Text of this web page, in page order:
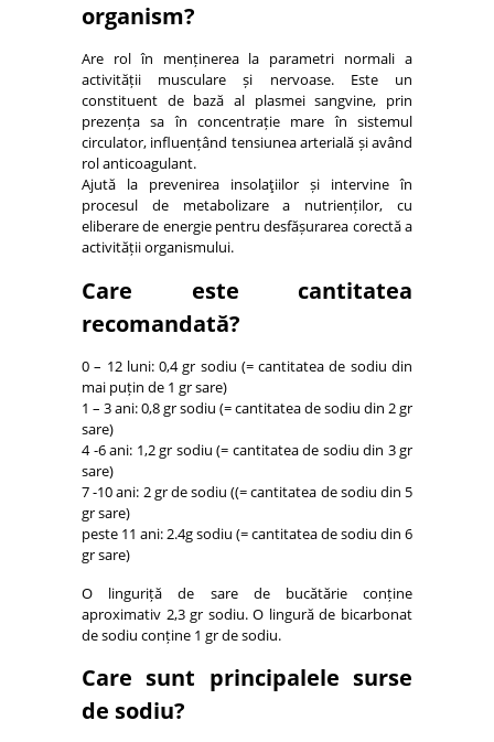
organism?
Are rol în menținerea la parametri normali a
activității musculare și nervoase. Este un
constituent de bază al plasmei sangvine, prin
prezența sa în concentrație mare în sistemul
circulator, influențând tensiunea arterială și având
rol anticoagulant.
Ajută la prevenirea insolaţiilor și intervine în
procesul de metabolizare a nutrienților, cu
eliberare de energie pentru desfășurarea corectă a
activității organismului.
Care este cantitatea
recomandată?
0 – 12 luni: 0,4 gr sodiu (= cantitatea de sodiu din
mai puțin de 1 gr sare)
1 – 3 ani: 0,8 gr sodiu (= cantitatea de sodiu din 2 gr
sare)
4 -6 ani: 1,2 gr sodiu (= cantitatea de sodiu din 3 gr
sare)
7 -10 ani: 2 gr de sodiu ((= cantitatea de sodiu din 5
gr sare)
peste 11 ani: 2.4g sodiu (= cantitatea de sodiu din 6
gr sare)
O linguriță de sare de bucătărie conține
aproximativ 2,3 gr sodiu. O lingură de bicarbonat
de sodiu conține 1 gr de sodiu.
Care sunt principalele surse
de sodiu?